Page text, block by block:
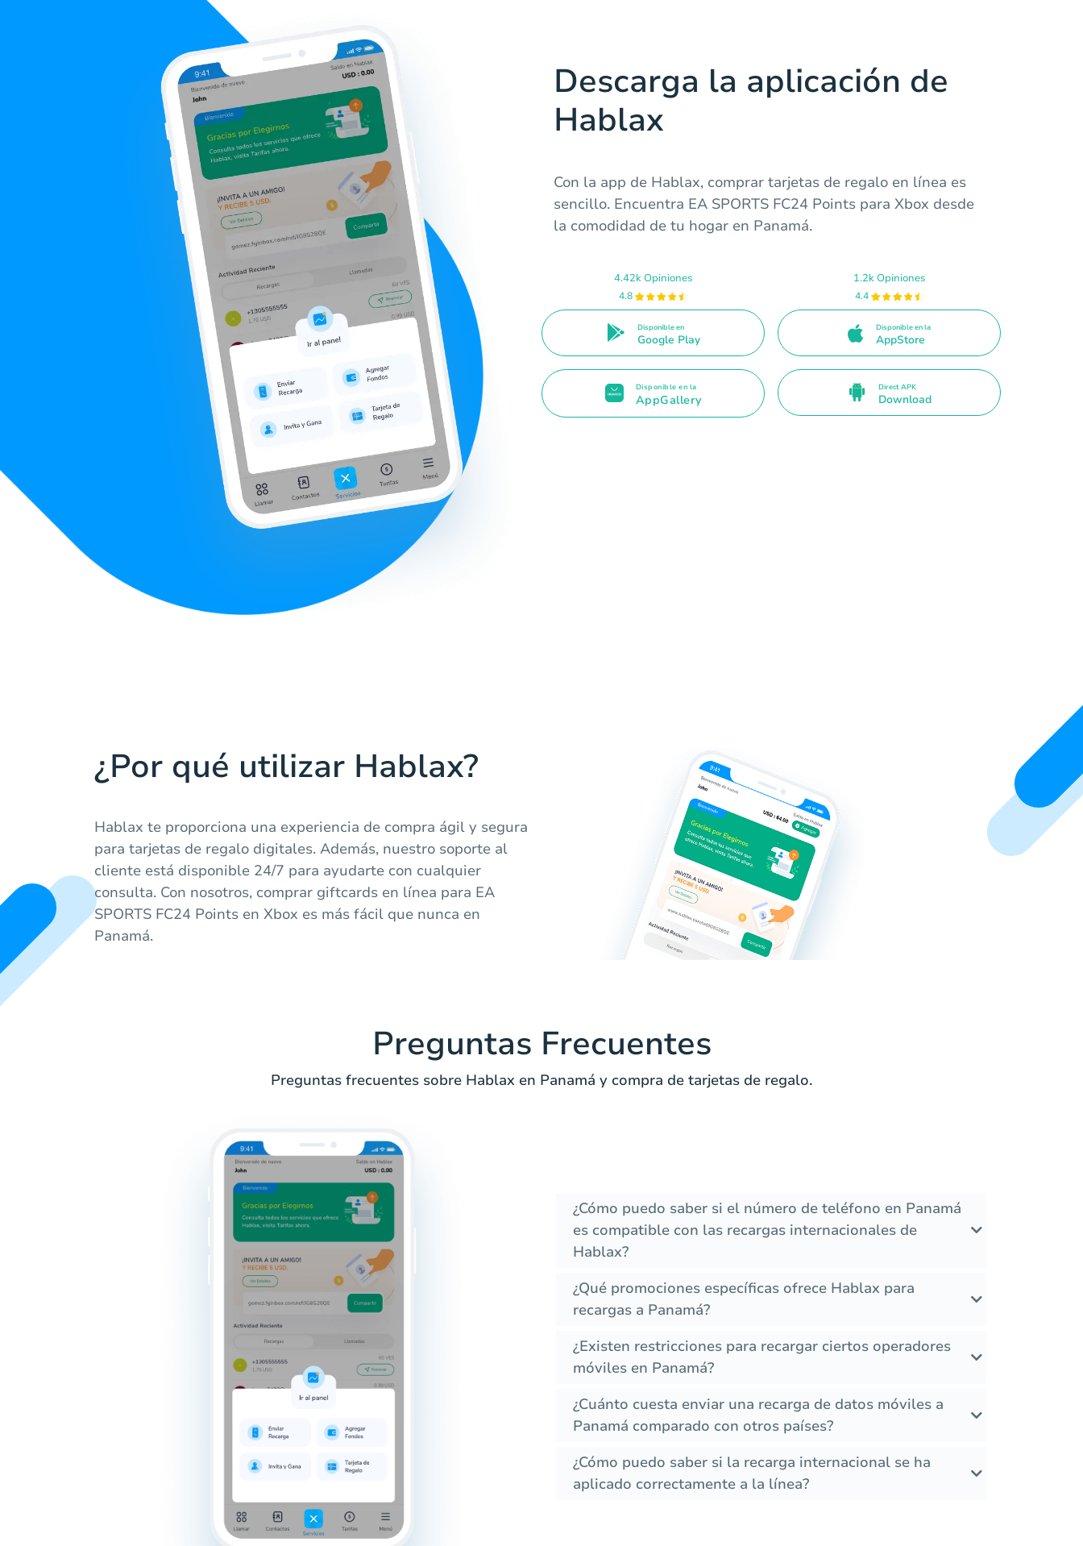
Descarga la aplicación de
Hablax
Con la app de Hablax, comprar tarjetas de regalo en línea es
sencillo. Encuentra EA SPORTS FC24 Points para Xbox desde
la comodidad de tu hogar en Panamá.
4.42k Opiniones
4.8
Disponible en
Google Play
1.2k Opiniones
4.4
Disponible en la
AppStore
Disponible en la
AppGallery
Direct APK
Download
¿Por qué utilizar Hablax?
Hablax te proporciona una experiencia de compra ágil y segura
para tarjetas de regalo digitales. Además, nuestro soporte al
cliente está disponible 24/7 para ayudarte con cualquier
consulta. Con nosotros, comprar giftcards en línea para EA
SPORTS FC24 Points en Xbox es más fácil que nunca en
Panamá.
Preguntas Frecuentes
Preguntas frecuentes sobre Hablax en Panamá y compra de tarjetas de regalo.
¿Cómo puedo saber si el número de teléfono en Panamá
es compatible con las recargas internacionales de
Hablax?
¿Qué promociones específicas ofrece Hablax para
recargas a Panamá?
¿Existen restricciones para recargar ciertos operadores
móviles en Panamá?
¿Cuánto cuesta enviar una recarga de datos móviles a
Panamá comparado con otros países?
¿Cómo puedo saber si la recarga internacional se ha
aplicado correctamente a la línea?